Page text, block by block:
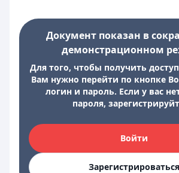
Документ показан в
демонстрационном
Для того, чтобы получить
Вам нужно перейти по кнопке
логин и пароль. Если у вас
пароля,
Войти
Зарегистрироваться